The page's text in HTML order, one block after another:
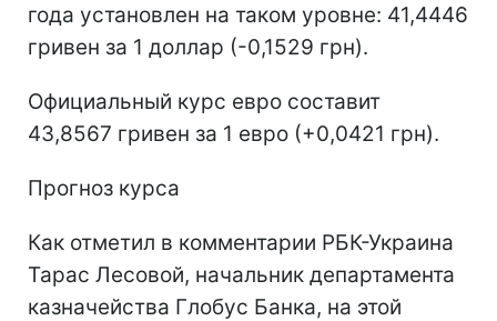
года установлен на таком уровне: 41,4446
гривен за 1 доллар (-0,1529 грн).
Официальный курс евро составит
43,8567 гривен за 1 евро (+0,0421 грн).
Прогноз курса
Как отметил в комментарии РБК-Украина
Тарас Лесовой, начальник департамента
казначейства Глобус Банка, на этой